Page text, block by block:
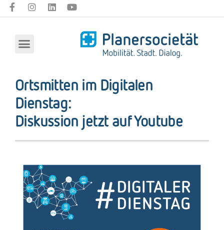
Ortsmitten im Digitalen
Dienstag:
Diskussion jetzt auf Youtube